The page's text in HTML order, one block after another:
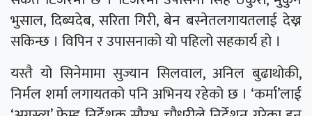
भुसाल, दिब्यदेब, सरिता गिरी, बेन बस्नेतलगायतलाई देख्न
सकिन्छ । विपिन र उपासनाको यो पहिलो सहकार्य हो ।
यस्तै यो सिनेमामा सुज्यान सिलवाल, अनिल बुढाथोकी,
निर्मल शर्मा लगायतको पनि अभिनय रहेको छ । ‘कर्मा’लाई